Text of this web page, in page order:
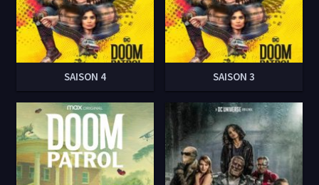
SAISON 4 SAISON 3